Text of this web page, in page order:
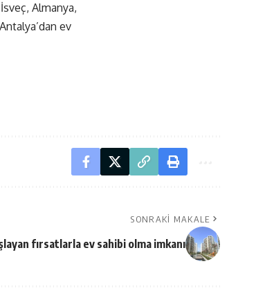
Almanya,
ev
SONRAKI MAKALE
fırsatlarla ev sahibi olma imkanı